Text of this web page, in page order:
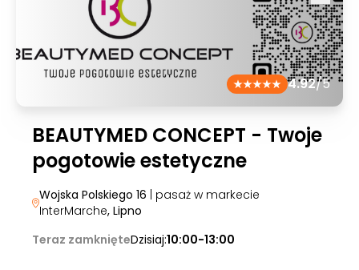
4.92/5
BEAUTYMED CONCEPT - Twoje
pogotowie estetyczne
Wojska Polskiego 16 | pasaż w markecie
InterMarche, Lipno
Teraz zamknięteDzisiaj:10:00-13:00